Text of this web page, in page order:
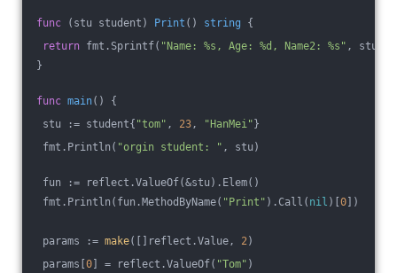
func (stu student) Print () string {
return fmt.Sprintf( "Name: %s, Age: %d, Name2: %s" ,
}
func main()
{
stu := student{ "tom" , 23 , "HanMei"}
fmt.Println( "orgin student: " , stu)
fun := reflect.ValueOf(&stu).Elem()
fmt.Println(fun.MethodByName( "Print" ).Call( nil )[0])
params := make([]reflect.Value, 2 )
params[0] = reflect.ValueOf( "Tom" )